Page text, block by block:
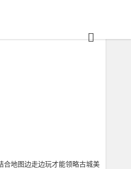
合地图边走边玩才能领略古城美